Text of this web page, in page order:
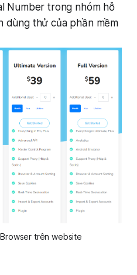
Number trong nhóm hỗ
dùng thử của phần mềm
trên website